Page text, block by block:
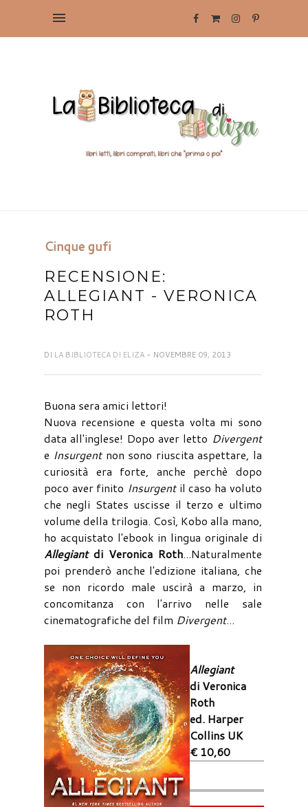
Cinque gufi
RECENSIONE:
ALLEGIANT - VERONICA
ROTH
DI LA BIBLIOTECA DI ELIZA - NOVEMBRE 09, 2013
Buona sera amici lettori!
Nuova recensione e questa volta mi sono
data all'inglese! Dopo aver letto Divergent
e Insurgent non sono riuscita aspettare, la
curiosità era forte, anche perchè dopo
poco aver finito Insurgent il caso ha voluto
che negli States uscisse il terzo e ultimo
volume della trilogia. Così, Kobo alla mano,
ho acquistato l'ebook in lingua originale di
Allegiant di Veronica Roth...Naturalmente
poi prenderò anche l'edizione italiana, che
se non ricordo male uscirà a marzo, in
concomitanza con l'arrivo nelle sale
cinematografiche del film Divergent...
Allegiant
di Veronica
Roth
ed. Harper
Collins UK
€ 10,60